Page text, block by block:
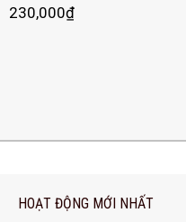
230,000₫
HOẠT ĐỘNG MỚI NHẤT